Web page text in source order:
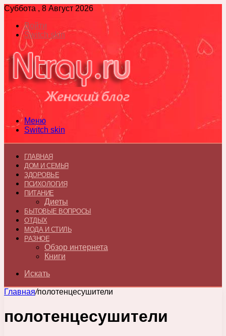
Суббота , 8 Август 2026
Войти
Switch skin
Меню
Switch skin
ГЛАВНАЯ
ДОМ И СЕМЬЯ
ЗДОРОВЬЕ
ПСИХОЛОГИЯ
ПИТАНИЕ
Диеты
БЫТОВЫЕ ВОПРОСЫ
ОТДЫХ
МОДА И СТИЛЬ
РАЗНОЕ
Обзор интернета
Книги
Искать
Главная/полотенцесушители
полотенцесушители